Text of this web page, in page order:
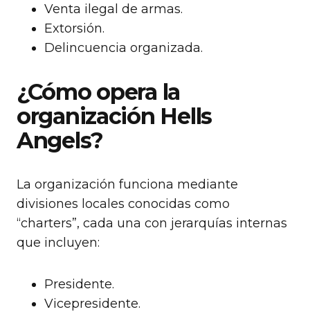
Venta ilegal de armas.
Extorsión.
Delincuencia organizada.
¿Cómo opera la
organización Hells
Angels?
La organización funciona mediante
divisiones locales conocidas como
“charters”, cada una con jerarquías internas
que incluyen:
Presidente.
Vicepresidente.